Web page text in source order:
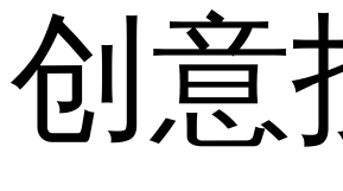
创意